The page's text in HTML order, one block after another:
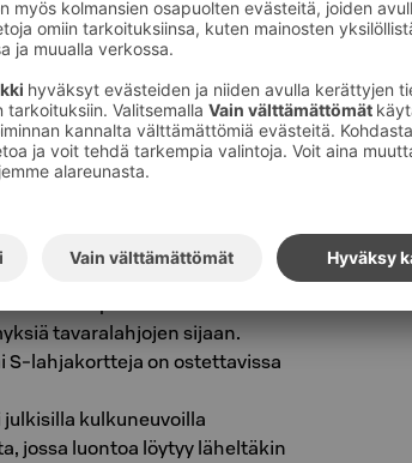
kulkuvälineillä mm. juna-
päässä. Autoilevia
-pysäköintihalli, josta
kun se on tarpeen. Voit
jos koet esimerkiksi
jaolliset roskikset.
lajittelemaan myös mm.
apua.
tavaralahjojen sijaan.
lahjakortteja on ostettavissa
kulkuneuvoilla
jossa luontoa löytyy läheltäkin